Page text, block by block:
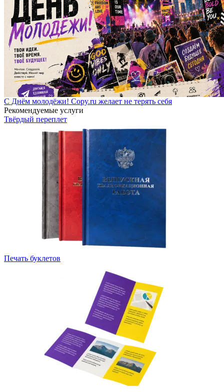
С Днём молодёжи! Copy.ru желает не терять себя
Рекомендуемые услуги
Твёрдый переплет
Печать буклетов